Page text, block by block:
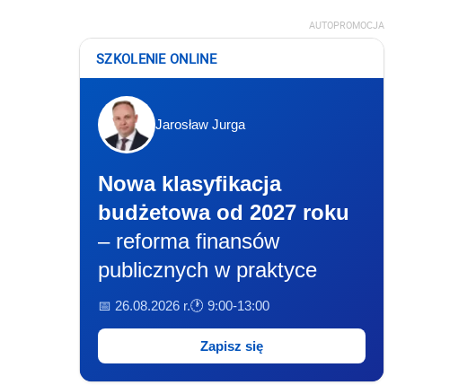
AUTOPROMOCJA
SZKOLENIE ONLINE
Jarosław Jurga
Nowa klasyfikacja
budżetowa od 2027 roku
– reforma finansów
publicznych w praktyce
📅 26.08.2026 r.🕐 9:00-13:00
Zapisz się